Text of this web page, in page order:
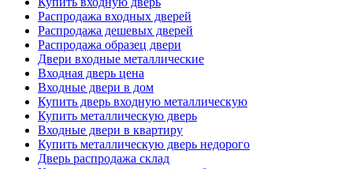
Распродажа входных дверей
Распродажа дешевых дверей
Распродажа образец двери
Двери входные металлические
Входная дверь цена
Входные двери в дом
Купить дверь входную металлическую
Купить металлическую дверь
Входные двери в квартиру
Купить металлическую дверь недорого
Дверь распродажа склад